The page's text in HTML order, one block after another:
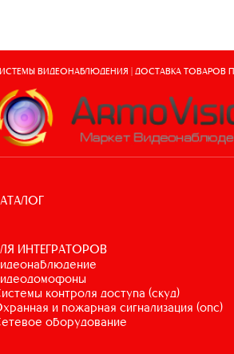
ВИДЕОНАБЛЮДЕНИЯ | ДОСТАВКА ТОВАРОВ
ИНТЕГРАТОРОВ
видеонаблюдение
видеодомофоны
системы контроля доступа (скуд)
охранная и пожарная сигнализация (опс)
сетевое оборудование